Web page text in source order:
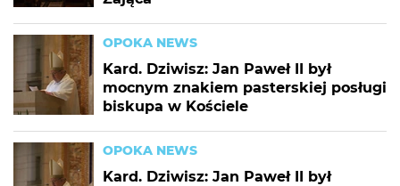
OPOKA NEWS
Kard. Dziwisz: Jan Paweł II był
mocnym znakiem pasterskiej posługi
biskupa w Kościele
OPOKA NEWS
Kard. Dziwisz: Jan Paweł II był